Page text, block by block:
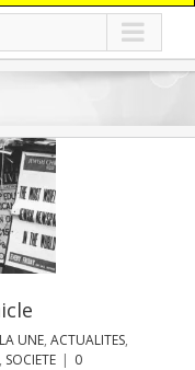
UNE, ACTUALITES,
, SOCIETE | 0